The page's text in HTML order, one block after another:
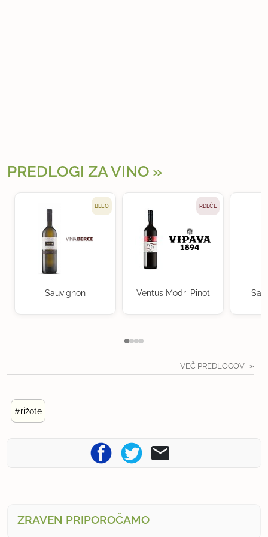
PREDLOGI ZA VINO
BELO
Sauvignon
RDEČE
Ventus Modri Pinot
VEČ PREDLOGOV
#rižote
ZRAVEN PRIPOROČAMO